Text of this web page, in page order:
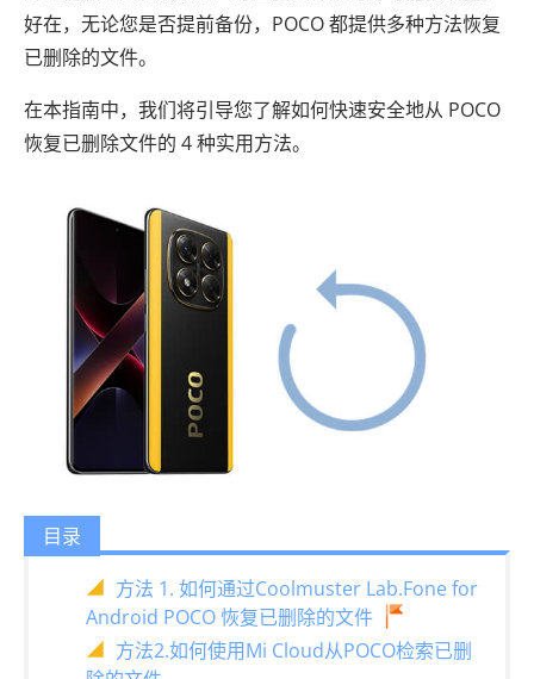
好在，无论您是否提前备份，POCO 都提供多种方法恢复
已删除的文件。
在本指南中，我们将引导您了解如何快速安全地从 POCO
恢复已删除文件的 4 种实用方法。
目录
方法 1. 如何通过Coolmuster Lab.Fone for
Android POCO 恢复已删除的文件
方法2.如何使用Mi Cloud从POCO检索已删